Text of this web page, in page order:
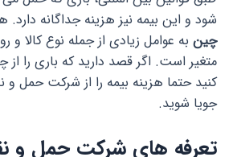
شود و این بیمه نیز هزینه جداگانه دارد.
چین به عوامل زیادی از جمله نوع کالا
متغیر است. اگر قصد دارید که باری را از
کنید حتما هزینه بیمه را از شرکت حمل و
جویا شوید.
تعرفه های شرکت حمل و